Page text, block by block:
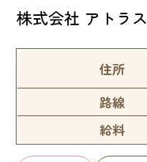
株式会社 アトラス
住所
路線
給料